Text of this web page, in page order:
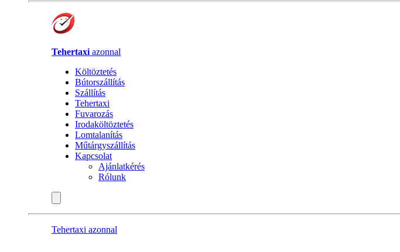
Tehertaxi azonnal
Költöztetés
Bútorszállítás
Szállítás
Tehertaxi
Fuvarozás
Irodaköltöztetés
Lomtalanítás
Műtárgyszállítás
Kapcsolat
Ajánlatkérés
Rólunk
Tehertaxi azonnal